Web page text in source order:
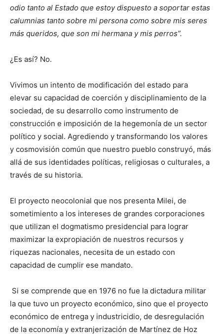
odio tanto al Estado que estoy dispuesto a soportar estas
calumnias tanto sobre mi persona como sobre mis seres
más queridos, que son mi hermana y mis perros”.
¿Es así? No.
Vivimos un intento de modificación del estado para
elevar su capacidad de coerción y disciplinamiento de la
sociedad, de su desarrollo como instrumento de
construcción e imposición de la hegemonía de un sector
político y social. Agrediendo y transformando los valores
y cosmovisión común que nuestro pueblo construyó, más
allá de sus identidades políticas, religiosas o culturales, a
través de su historia.
El proyecto neocolonial que nos presenta Milei, de
sometimiento a los intereses de grandes corporaciones
que utilizan el dogmatismo presidencial para lograr
maximizar la expropiación de nuestros recursos y
riquezas nacionales, necesita de un estado con
capacidad de cumplir ese mandato.
Si se comprende que en 1976 no fue la dictadura militar
la que tuvo un proyecto económico, sino que el proyecto
económico de entrega y industricidio, de desregulación
de la economía y extranjerización de Martínez de Hoz